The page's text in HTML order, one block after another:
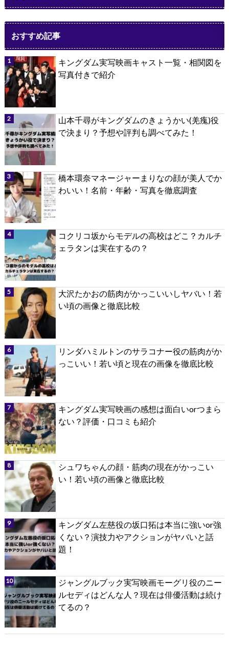
おすすめ記事
キングダム実写映画キャスト一覧・相関図を
写真付きで紹介
山本千尋がキングダムのきょうかい(羌瘣)役
で決まり？予想や評判も調べてみた！
橋本環奈マネージャーまりなの顔が美人でか
わいい！名前・年齢・写真を徹底調査
コクリコ坂からモデルの高校はどこ？カルチ
ェラタンは実在するの？
大沢たかおの筋肉がかっこいいしヤバい！若
い頃の画像と徹底比較
リンダハミルトンのサラコナー役の筋肉がか
っこいい！若い頃と現在の画像を徹底比較
キングダム実写映画の感想は面白いorつまら
ない？評価・口コミも紹介
シュワちゃんの顔・筋肉の現在がかっこい
い！若い頃の画像と徹底比較
キングダム左慈役の坂口拓は本当に強いor強
くない？演技力やアクションがヤバいと話
題！
ジャングルブック実写映画モーグリ役のニー
ルセディはどんな人？現在は俳優活動は続け
てるの？